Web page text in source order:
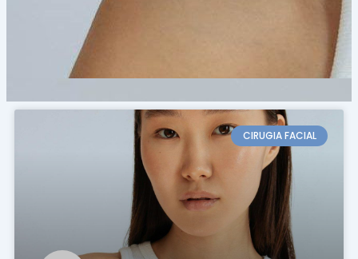
CIRUGIA FACIAL